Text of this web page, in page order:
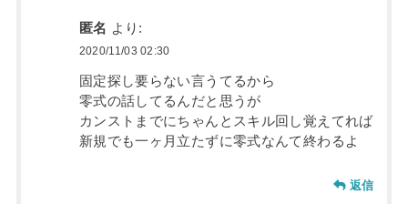
匿名 より:
2020/11/03 02:30
固定探し要らない言うてるから
零式の話してるんだと思うが
カンストまでにちゃんとスキル回し覚えてれば
新規でも一ヶ月立たずに零式なんて終わるよ
返信